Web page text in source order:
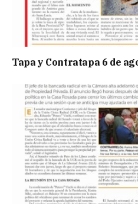
Tapa y Contratapa 6 de